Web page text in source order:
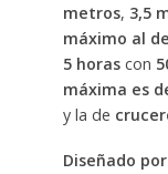
metros, 3,5
máximo al
5 horascon
máxima es
y la de
Diseñado